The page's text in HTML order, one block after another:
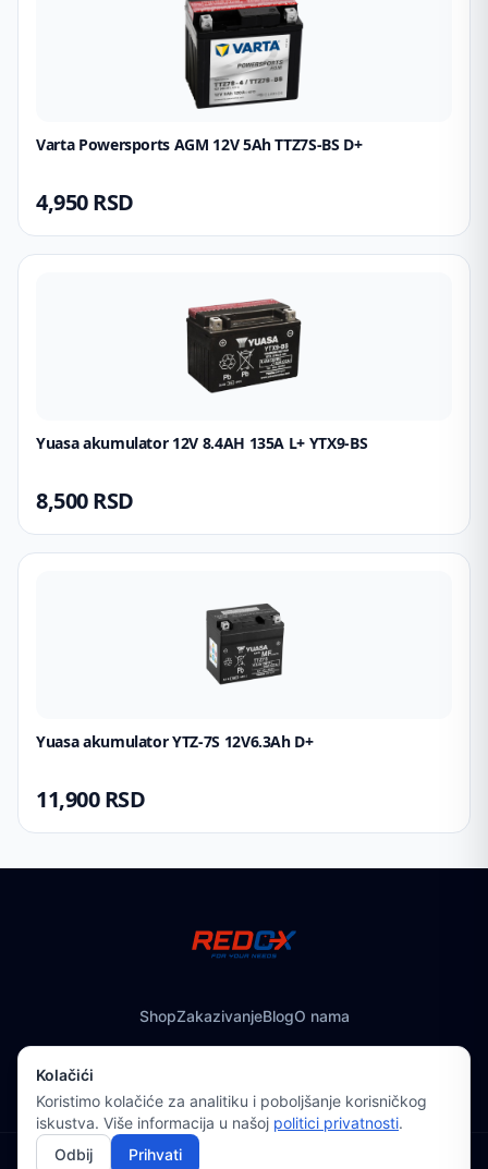
Kolačići
Koristimo kolačiće za analitiku i poboljšanje korisničkog
iskustva. Više informacija u našoj politici privatnosti.
Odbij
Prihvati
Varta Powersports AGM 12V 5Ah TTZ7S-BS D+
4,950RSD
Yuasa akumulator 12V 8.4AH 135A L+ YTX9-BS
8,500RSD
Yuasa akumulator YTZ-7S 12V6.3Ah D+
11,900RSD
ShopZakazivanjeBlogO nama
FILIP STOJANOVIĆ PR ZANATSKO TRGOVINSKA RADNJA REDOX